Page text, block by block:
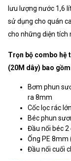
lưu lượng nước 1,6
sử dụng cho quán
cho những diện tích
Trọn bộ combo hệ
(20M dây) bao gồm
Bơm phun
ra 8mm
Cốc lọc rác
Béc phun
Đầu nối béc 2
Ống PE 8mm
Đầu nối cuối